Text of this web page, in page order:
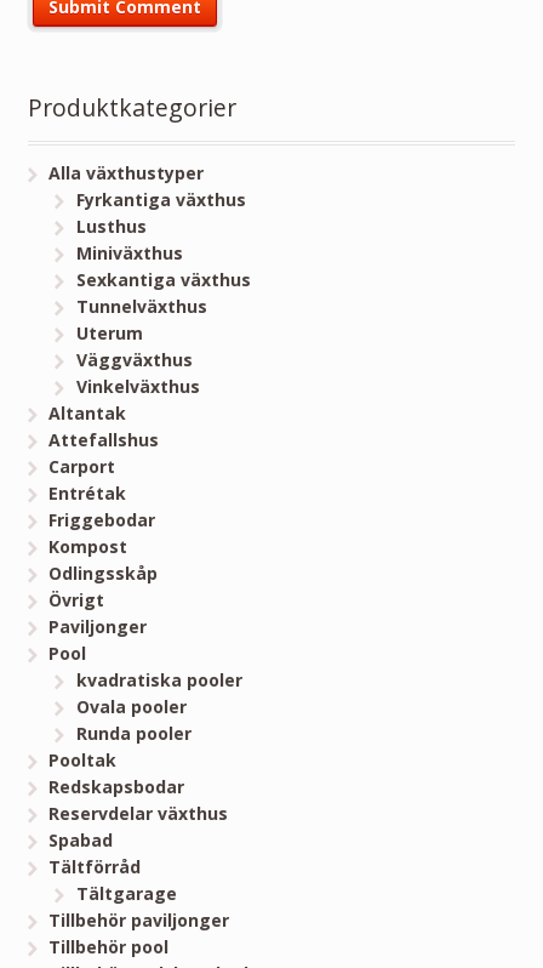
Produktkategorier
Alla växthustyper
Fyrkantiga växthus
Lusthus
Miniväxthus
Sexkantiga växthus
Tunnelväxthus
Uterum
Väggväxthus
Vinkelväxthus
Altantak
Attefallshus
Carport
Entrétak
Friggebodar
Kompost
Odlingsskåp
Övrigt
Paviljonger
Pool
kvadratiska pooler
Ovala pooler
Runda pooler
Pooltak
Redskapsbodar
Reservdelar växthus
Spabad
Tältförråd
Tältgarage
Tillbehör paviljonger
Tillbehör pool